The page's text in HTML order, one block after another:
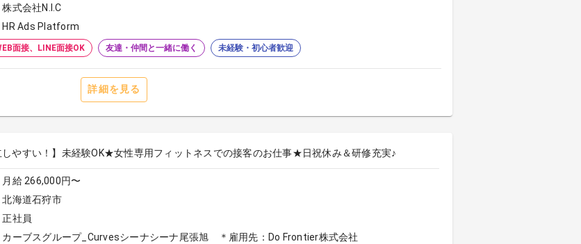
株式会社N.I.C
HR Ads Platform
面接、LINE面接OK 友達・仲間と一緒に働く 未経験・初心者歓迎
詳細を見る
しやすい！】未経験OK★女性専用フィットネスでの接客のお仕事★日祝休み＆研修充実♪
月給 266,000円〜
北海道石狩市
正社員
カーブスグループ_Curvesシーナシーナ尾張旭 ＊雇用先：Do Frontier株式会社